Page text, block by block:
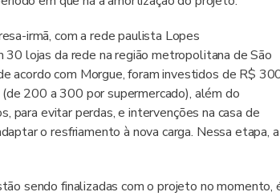
irmã, com a rede paulista Lopes
30 lojas da rede na região metropolitana de São
acordo com Morgue, foram investidos de R$
200 a 300 por supermercado), além do
para evitar perdas, e intervenções na casa de
o resfriamento à nova carga. Nessa etapa, a
sendo finalizadas com o projeto no momento,